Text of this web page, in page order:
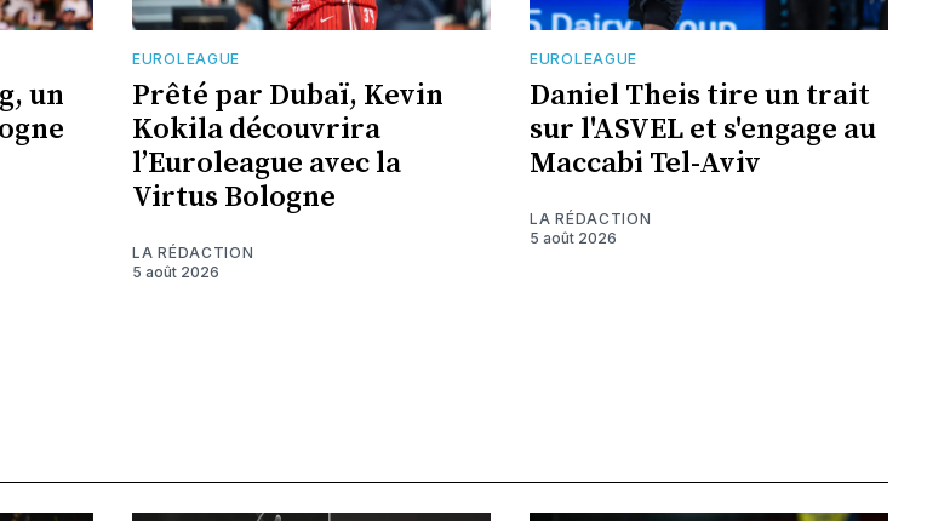
un
EUROLEAGUE
Prêté par Dubaï, Kevin
Kokila découvrira
l’Euroleague avec la
Virtus Bologne
LA RÉDACTION
5 août 2026
EUROLEAGUE
Daniel Theis tire un trait
sur l'ASVEL et s'engage au
Maccabi Tel-Aviv
LA RÉDACTION
5 août 2026